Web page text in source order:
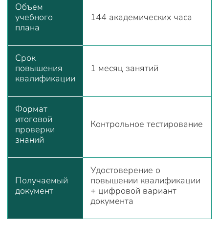
Объем
учебного
плана
144 академических часа
Срок
повышения
квалификации
1 месяц занятий
Формат
итоговой
проверки
знаний
Контрольное тестирование
Получаемый
документ
Удостоверение о
повышении квалификации
+ цифровой вариант
документа